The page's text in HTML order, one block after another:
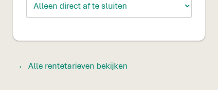
Alle rentetarieven bekijken